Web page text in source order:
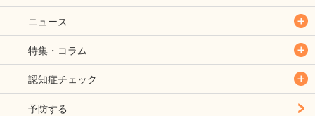
ニュース
特集・コラム
認知症チェック
予防する